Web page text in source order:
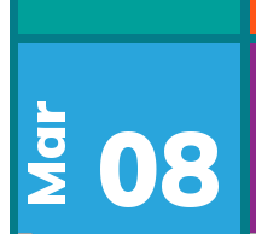
Mar 08